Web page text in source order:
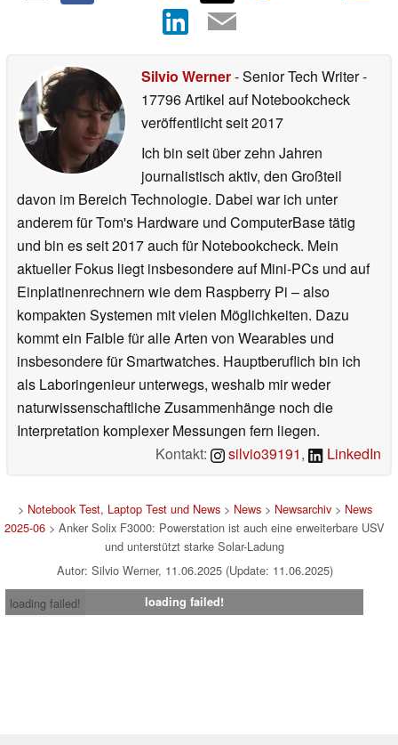
Silvio Werner- Senior Tech Writer-
17796 Artikel auf Notebookcheck
veröffentlichtseit 2017
Ich bin seit über zehn Jahren
journalistisch aktiv, den Großteil
davon im Bereich Technologie. Dabei war ich unter
anderem für Tom's Hardware und ComputerBase tätig
und bin es seit 2017 auch für Notebookcheck. Mein
aktueller Fokus liegt insbesondere auf Mini-PCs und auf
Einplatinenrechnern wie dem Raspberry Pi – also
kompakten Systemen mit vielen Möglichkeiten. Dazu
kommt ein Faible für alle Arten von Wearables und
insbesondere für Smartwatches. Hauptberuflich bin ich
als Laboringenieur unterwegs, weshalb mir weder
naturwissenschaftliche Zusammenhänge noch die
Interpretation komplexer Messungen fern liegen.
Kontakt:
silvio39191, LinkedIn
> Notebook Test, Laptop Test und News> News> Newsarchiv> News
2025-06 > Anker Solix F3000: Powerstation ist auch eine erweiterbare USV
und unterstützt starke Solar-Ladung
Autor: Silvio Werner, 11.06.2025 (Update: 11.06.2025)
loading failed!
loading failed!